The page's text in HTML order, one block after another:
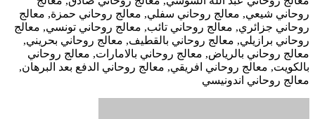
روحاني شيعي, معالج روحاني سفلي, معالج روحاني حمزة, معالج
روحاني جزائري, معالج روحاني تائب, معالج روحاني تونسي, معالج
روحاني برازيلي, معالج روحاني بالقطيف, معالج روحاني بحريني,
معالج روحاني بالرياض, معالج روحاني بالامارات, معالج روحاني
بالكويت, معالج روحاني افريقي, معالج روحاني الدفع بعد البرهان,
معالج روحاني اندونيسي